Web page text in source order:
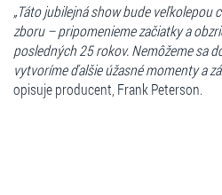
„Táto jubilejná show bude
zboru – pripomenieme začiatky a
posledných 25 rokov. Nemôžeme sa
vytvoríme ďalšie úžasné momenty a
opisuje producent, Frank Peterson.
pop music a rocku nadchla milióny